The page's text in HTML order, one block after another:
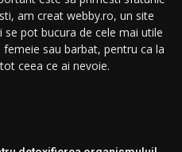
am creat webby.ro, un site
pot bucura de cele mai utile
sau barbat, pentru ca la
ceea ce ai nevoie.